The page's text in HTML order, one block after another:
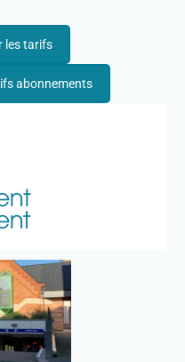
les tarifs
abonnements